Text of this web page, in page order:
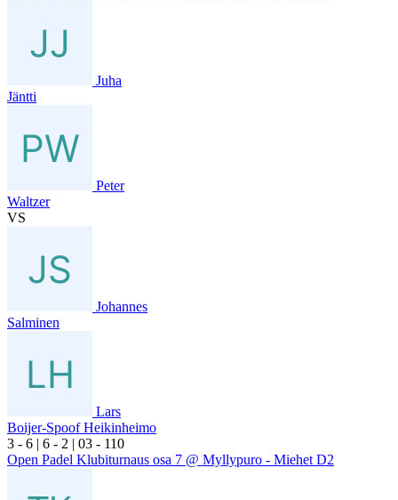
Juha
Jäntti
Peter
Waltzer
VS
Johannes
Salminen
Lars
Boijer-Spoof Heikinheimo
3 - 6 | 6 - 2 | 03 - 110
Open Padel Klubiturnaus osa 7 @ Myllypuro - Miehet D2